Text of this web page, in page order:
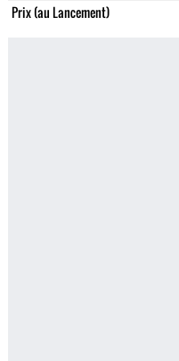
Prix (au Lancement)